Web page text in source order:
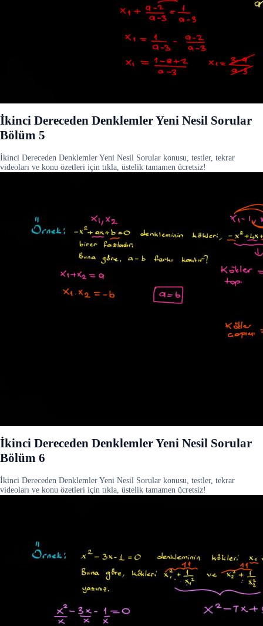
İkinci Dereceden Denklemler Yeni Nesil Sorular
Bölüm 5
İkinci Dereceden Denklemler Yeni Nesil Sorular konusu, testler, tekrar
videoları ve konu özetleri için tıkla, üstelik tamamen ücretsiz!
İkinci Dereceden Denklemler Yeni Nesil Sorular
Bölüm 6
İkinci Dereceden Denklemler Yeni Nesil Sorular konusu, testler, tekrar
videoları ve konu özetleri için tıkla, üstelik tamamen ücretsiz!